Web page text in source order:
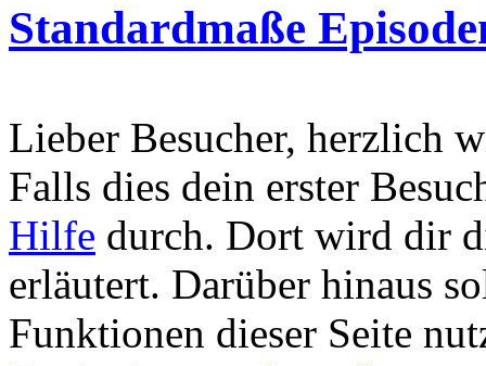
Standardmaße
Lieber Besucher, herzlich
Falls dies dein erster
Hilfe durch. Dort wird dir
erläutert. Darüber hinaus
Funktionen dieser Seite